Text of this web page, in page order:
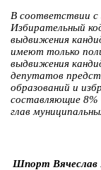
В соответствии с
Избирательный
выдвижения
имеют только
выдвижения
депутатов
образований и
составляющие 8%
глав
Шпорт Вячеслав